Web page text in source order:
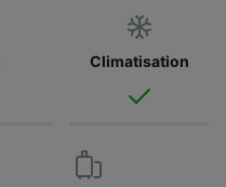
Climatisation